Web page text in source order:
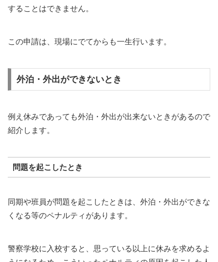
することはできません。
この申請は、現場にでてからも一生行います。
外泊・外出ができないとき
例え休みであっても外泊・外出が出来ないときがあるので
紹介します。
問題を起こしたとき
同期や班員が問題を起こしたときは、外泊・外出ができな
くなる等のペナルティがあります。
警察学校に入校すると、思っている以上に休みを求めるよ